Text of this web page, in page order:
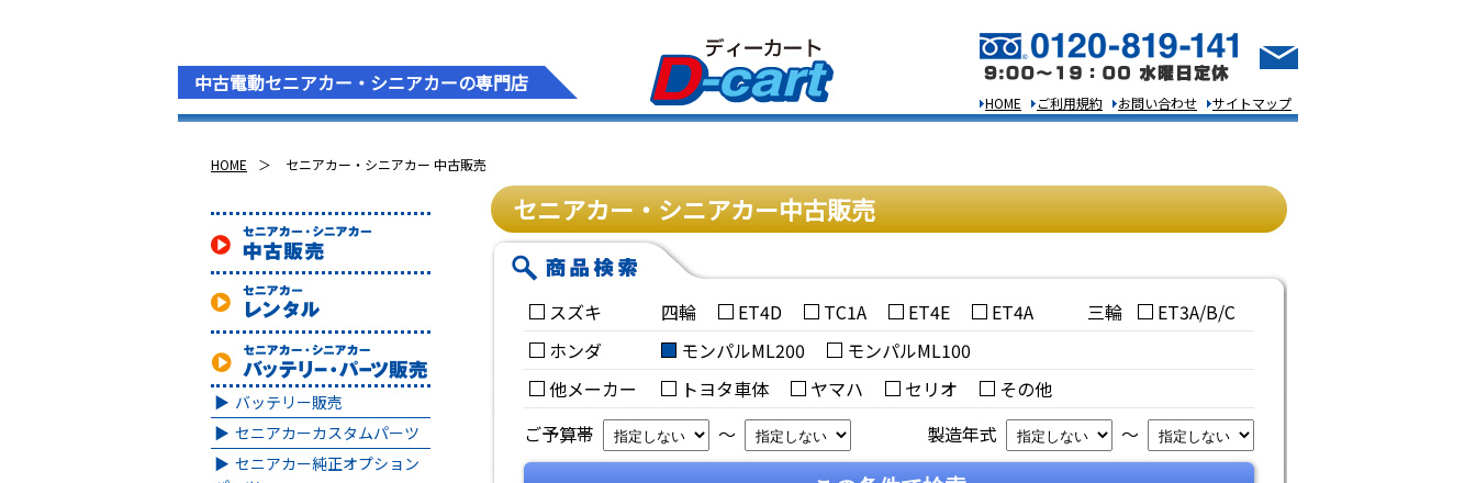
中古電動セニアカー・シニアカーの専門店
HOME ご利用規約 お問い合わせ サイトマップ
HOME セニアカー・シニアカー 中古販売
セニアカー・シニアカー中古販売
スズキ 四輪 ET4D TC1A ET4E ET4A 三輪
ET3A/B/C
ホンダ
モンパルML200
モンパルML100
他メーカー
トヨタ車体 ヤマハ セリオ
その他
ご予算帯
～ 製造年式 ～
バッテリー販売
セニアカーカスタムパーツ
セニアカー純正オプション